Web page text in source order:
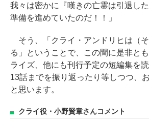
我々は密かに『嘆きの亡霊は引退し
準備を進めていたのだ！！」
そう、「クライ・アンドリヒは（そ
る」ということで、この間に是非と
ライズ、他にも刊行予定の短編集を
13話までを振り返ったり等しつつ、
と思います。
クライ役・小野賢章さんコメント